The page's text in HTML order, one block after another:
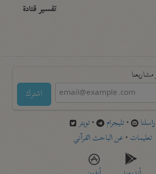
تفسير قتادة
اشترك
راسلنا •تليجرام •تويتر
تعليمات •عن الباحث القرآني